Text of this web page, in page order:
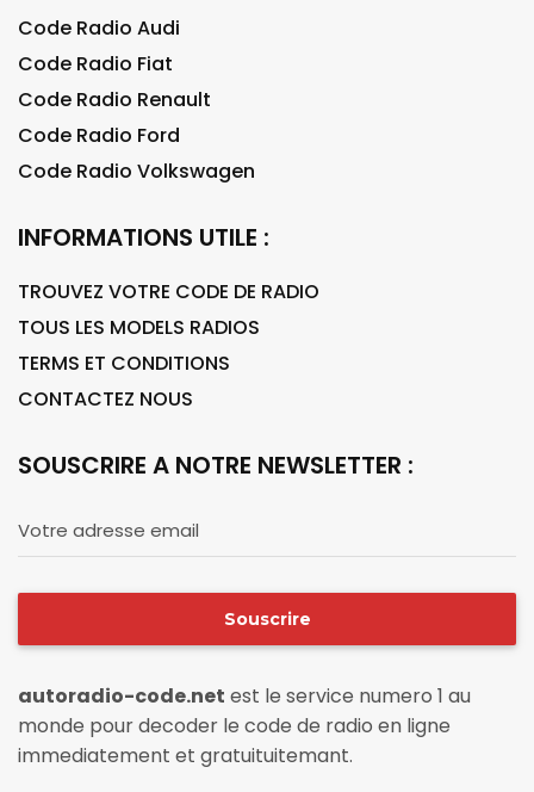
Code Radio Audi
Code Radio Fiat
Code Radio Renault
Code Radio Ford
Code Radio Volkswagen
INFORMATIONS UTILE :
TROUVEZ VOTRE CODE DE RADIO
TOUS LES MODELS RADIOS
TERMS ET CONDITIONS
CONTACTEZ NOUS
SOUSCRIRE A NOTRE NEWSLETTER :
Votre adresse email
Souscrire
autoradio-code.net est le service numero 1 au
monde pour decoder le code de radio en ligne
immediatement et gratuituitemant.